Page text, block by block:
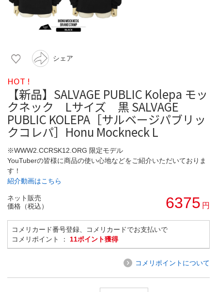
シェア
HOT !
【新品】SALVAGE PUBLIC Kolepa モッ
クネック Lサイズ 黒 SALVAGE
PUBLIC KOLEPA［サルベージパブリッ
クコレパ］Honu Mockneck L
※WWW2.CCRSK12.ORG 限定モデル
YouTuberの皆様に商品の使い心地などをご紹介いただいておりま
す！
紹介動画はこちら
ネット販売
価格（税込）
6375 円
コメリカード番号登録、コメリカードでお支払いで
コメリポイント ： 11ポイント獲得
コメリポイントについて